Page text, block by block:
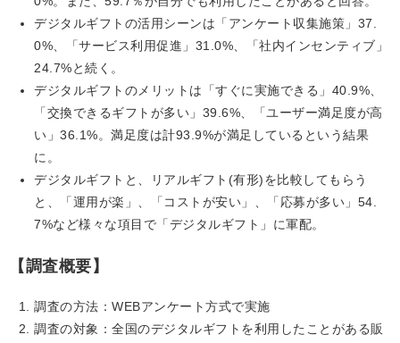
デジタルギフトの活用シーンは「アンケート収集施策」37.
0%、「サービス利用促進」31.0%、「社内インセンティブ」
24.7%と続く。
デジタルギフトのメリットは「すぐに実施できる」40.9%、
「交換できるギフトが多い」39.6%、「ユーザー満足度が高
い」36.1%。満足度は計93.9%が満足しているという結果
に。
デジタルギフトと、リアルギフト(有形)を比較してもらう
と、「運用が楽」、「コストが安い」、「応募が多い」54.
7%など様々な項目で「デジタルギフト」に軍配。
【調査概要】
調査の方法：WEBアンケート方式で実施
調査の対象：全国のデジタルギフトを利用したことがある販